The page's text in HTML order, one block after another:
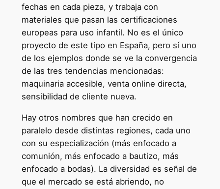
fechas en cada pieza, y trabaja con
materiales que pasan las certificaciones
europeas para uso infantil. No es el único
proyecto de este tipo en España, pero sí uno
de los ejemplos donde se ve la convergencia
de las tres tendencias mencionadas:
maquinaria accesible, venta online directa,
sensibilidad de cliente nueva.
Hay otros nombres que han crecido en
paralelo desde distintas regiones, cada uno
con su especialización (más enfocado a
comunión, más enfocado a bautizo, más
enfocado a bodas). La diversidad es señal de
que el mercado se está abriendo, no